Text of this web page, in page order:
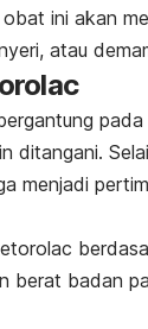
ini akan
atau
ditangani.
menjadi
berat badan